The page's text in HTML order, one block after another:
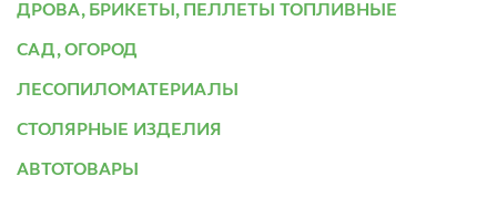
ДРОВА, БРИКЕТЫ, ПЕЛЛЕТЫ ТОПЛИВНЫЕ
САД, ОГОРОД
ЛЕСОПИЛОМАТЕРИАЛЫ
СТОЛЯРНЫЕ ИЗДЕЛИЯ
АВТОТОВАРЫ